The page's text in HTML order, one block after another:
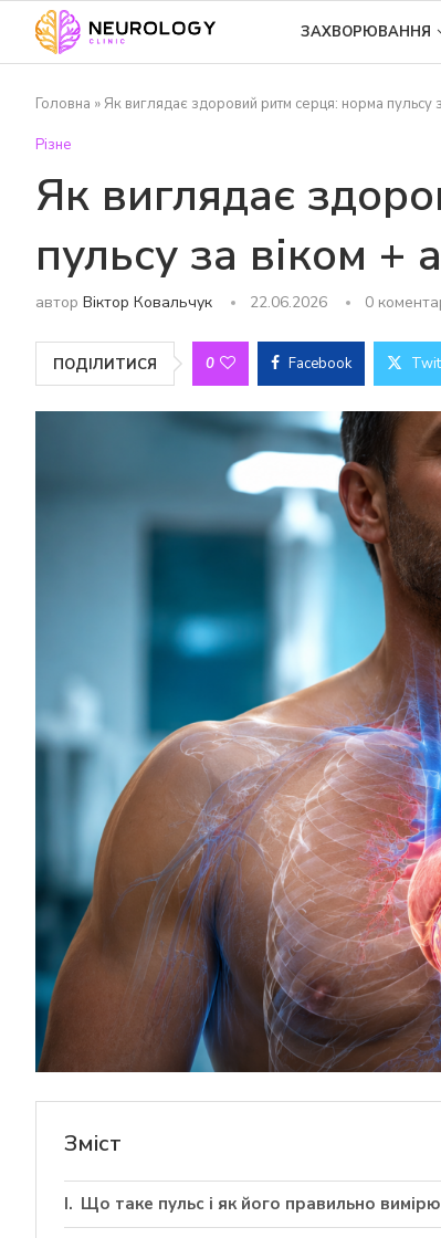
ЗАХВОРЮВАННЯ
Головна »Як виглядає здоровий ритм серця: норма пульсу
Різне
Як виглядає
пульсу за віком +
автор Віктор Ковальчук 22.06.2026 0
ПОДІЛИТИСЯ 0 Facebook
Зміст
Що таке пульс і як його правильно